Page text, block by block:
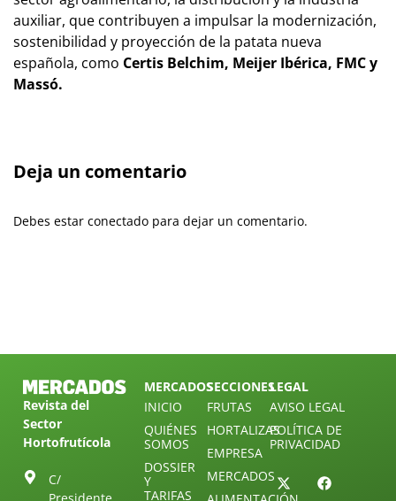
auxiliar, que contribuyen a impulsar la modernización,
sostenibilidad y proyección de la patata nueva
española, como Certis Belchim, Meijer Ibérica, FMC y
Massó.
Deja un comentario
Debes estar conectado para dejar un comentario.
Revista del
Sector
Hortofrutícola
C/
MERCADOS
INICIO
QUIÉNES
SOMOS
DOSSIER
Y
TARIFAS
SECCIONES
FRUTAS
HORTALIZAS
EMPRESA
MERCADOS
LEGAL
AVISO LEGAL
POLÍTICA DE
PRIVACIDAD